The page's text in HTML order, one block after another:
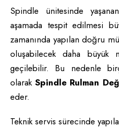
Spindle ünitesinde
aşamada tespit edilmesi
zamanında yapılan doğru
oluşabilecek daha büyük
geçilebilir. Bu nedenle
olarakSpindle Rulman
eder.
Teknik servis sürecinde